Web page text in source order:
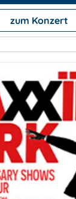
zum Konzert